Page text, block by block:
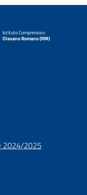
Istituto Comprensivo
Olevano Romano (RM)
2024/2025